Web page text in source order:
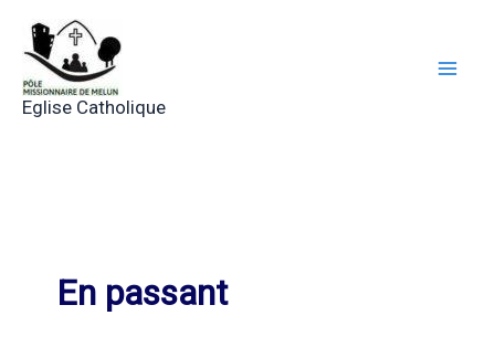
contenu
Eglise Catholique
En passant